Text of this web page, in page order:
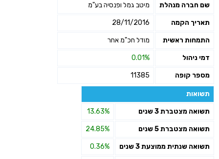
שם חברה מנהלת מיטב גמל ופנסיה בע"מ
תאריך הקמה 28/11/2016
התמחות ראשית מודל חכ"מ אחר
דמי ניהול 0.01%
מספר קופה 11385
תשואות
תשואה מצטברת 3 שנים 13.63%
תשואה מצטברת 5 שנים 24.85%
תשואה שנתית ממוצעת 3 שנים 0.36%